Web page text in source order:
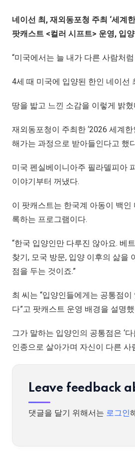
네이선 최, 재외동포청 주최 ‘세계
팟캐스트 <컬러 시프트> 운영, 입
“미국에서는 늘 내가 다른 사람처
4세 때 미국에 입양된 한인 네이선
땅을 밟고 느낀 소감을 이렇게 밝혔
재외동포청이 주최한 ‘2026 세계
해가는 과정으로 받아들인다고 했
미국 펜실베이니아주 필라델피아
이야기부터 꺼냈다.
이 팟캐스트는 한국계 아동이 백인
록하는 프로그램이다.
“한국 입양인만 다루진 않아요. 베
찾기, 모국 방문, 입양 이후의 삶을
점을 두는 것이죠.”
최 씨는 “입양인들에게는 공통점
다”고 팟캐스트 운영 배경을 설명
그가 말하는 입양인의 공통점은 ‘
인종으로 살아가며 자신이 다른
Leave feedback
댓글을 달기 위해서는 로그인